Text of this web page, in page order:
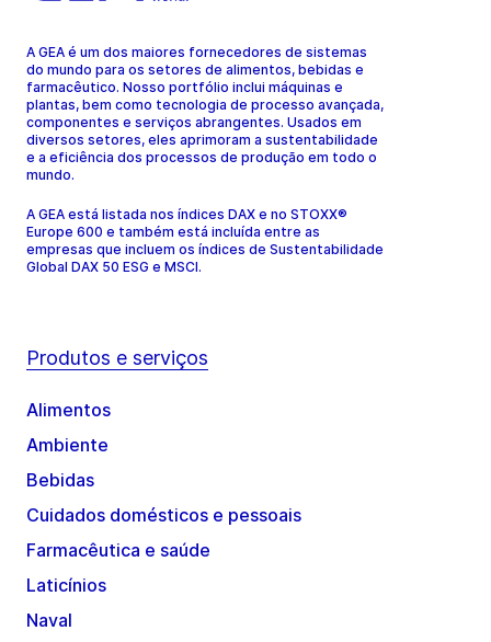
A GEA é um dos maiores fornecedores de sistemas
do mundo para os setores de alimentos, bebidas e
farmacêutico. Nosso portfólio inclui máquinas e
plantas, bem como tecnologia de processo avançada,
componentes e serviços abrangentes. Usados em
diversos setores, eles aprimoram a sustentabilidade
e a eficiência dos processos de produção em todo o
mundo.
A GEA está listada nos índices DAX e no STOXX®
Europe 600 e também está incluída entre as
empresas que incluem os índices de Sustentabilidade
Global DAX 50 ESG e MSCI.
Produtos e serviços
Alimentos
Ambiente
Bebidas
Cuidados domésticos e pessoais
Farmacêutica e saúde
Laticínios
Naval